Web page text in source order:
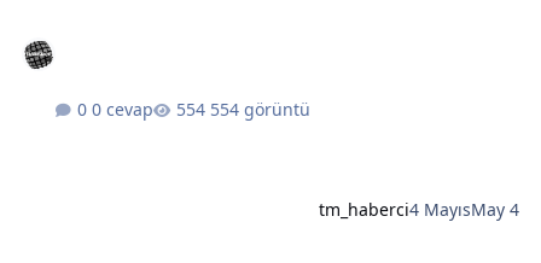
0 cevap 554 görüntü
tm_haberci4 MayısMay 4